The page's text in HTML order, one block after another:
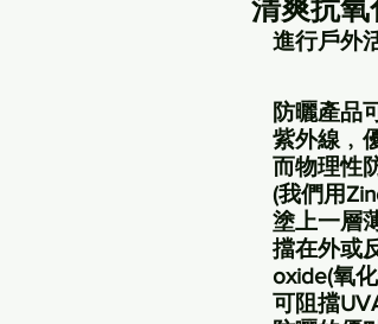
清爽抗氧
進行戶外
防曬產品
紫外線﹐
而物理性
(我們用
塗上一層
擋在外或
oxide(氧
可阻擋